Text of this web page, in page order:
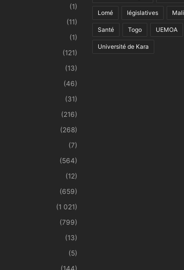
(1)
(11)
(1)
(121)
(13)
(46)
(31)
(216)
(268)
(7)
(564)
(12)
(659)
(1 021)
(799)
(13)
(5)
Lomé législatives Mali
Santé Togo UEMOA
Université de Kara